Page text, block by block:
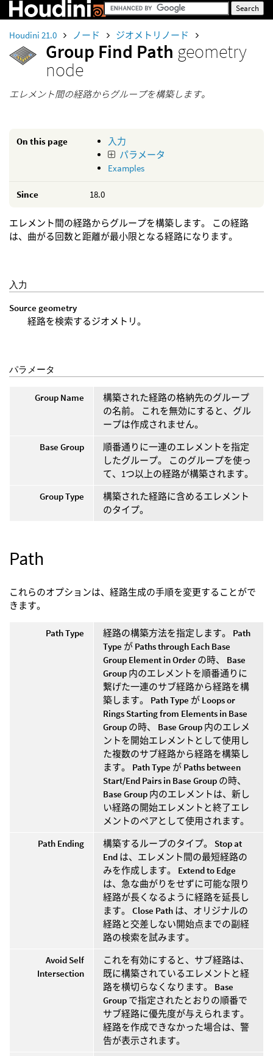
Houdini 21.0 ノード ジオメトリノード
Group Find Path geometry
node
エレメント間の経路からグループを構築します。
On this page
入力
パラメータ
Examples
Since 18.0
エレメント間の経路からグループを構築します。 この経路
は、曲がる回数と距離が最小限となる経路になります。
入力
Source geometry
経路を検索するジオメトリ。
パラメータ
Group Name
構築された経路の格納先のグループ
の名前。 これを無効にすると、グル
ープは作成されません。
Base Group
順番通りに一連のエレメントを指定
したグループ。 このグループを使っ
て、1つ以上の経路が構築されます。
Group Type
構築された経路に含めるエレメント
のタイプ。
Path
これらのオプションは、経路生成の手順を変更することがで
きます。
Path Type 経路の構築方法を指定します。 Path
Type が Paths through Each Base
Group Element in Order の時、 Base
Group 内のエレメントを順番通りに
繋げた一連のサブ経路から経路を構
築します。 Path Type が Loops or
Rings Starting from Elements in Base
Group の時、 Base Group 内のエレメ
ントを開始エレメントとして使用し
た複数のサブ経路から経路を構築し
ます。 Path Type が Paths between
Start/End Pairs in Base Group の時、
Base Group 内のエレメントは、新し
い経路の開始エレメントと終了エレ
メントのペアとして使用されます。
Path Ending
構築するループのタイプ。 Stop at
End は、エレメント間の最短経路の
みを作成します。 Extend to Edge
は、急な曲がりをせずに可能な限り
経路が長くなるように経路を延長し
ます。 Close Path は、オリジナルの
経路と交差しない開始点までの副経
路の検索を試みます。
Avoid Self
Intersection
これを有効にすると、サブ経路は、
既に構築されているエレメントと経
路を横切らなくなります。 Base
Group で指定されたとおりの順番で
サブ経路に優先度が与えられます。
経路を作成できなかった場合は、警
告が表示されます。